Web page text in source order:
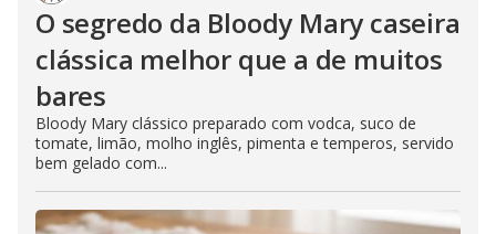
O segredo da Bloody Mary caseira
clássica melhor que a de muitos
bares
Bloody Mary clássico preparado com vodca, suco de
tomate, limão, molho inglês, pimenta e temperos, servido
bem gelado com...